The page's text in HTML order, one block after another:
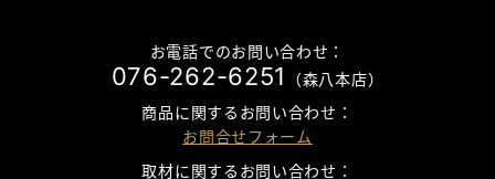
お電話でのお問い合わせ：
076-262-6251
（森八本店）
商品に関するお問い合わせ：
お問合せフォーム
取材に関するお問い合わせ：